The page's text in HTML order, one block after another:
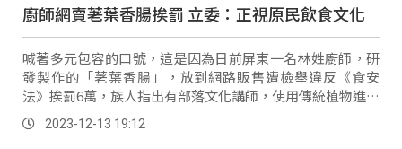
廚師網賣荖葉香腸挨罰 立委：正視原民飲食文化
喊著多元包容的口號，這是因為日前屏東一名林姓廚師，研
發製作的「荖葉香腸」，放到網路販售遭檢舉違反《食安
法》挨罰6萬，族人指出有部落文化講師，使用傳統植物進行
教學及推廣、社區也有拿來從事地方創生產品，而這些都是
延續傳統文化的多元途徑，但遭到檢舉、感到相當委屈。
2023-12-13 19:12